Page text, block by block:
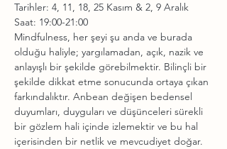
Tarihler: 4, 11, 18, 25 Kasım & 2, 9 Aralık
Saat: 19:00-21:00
Mindfulness, her şeyi şu anda ve burada
olduğu haliyle; yargılamadan, açık, nazik ve
anlayışlı bir şekilde görebilmektir. Bilinçli bir
şekilde dikkat etme sonucunda ortaya çıkan
farkındalıktır. Anbean değişen bedensel
duyumları, duyguları ve düşünceleri sürekli
bir gözlem hali içinde izlemektir ve bu hal
içerisinden bir netlik ve mevcudiyet doğar.